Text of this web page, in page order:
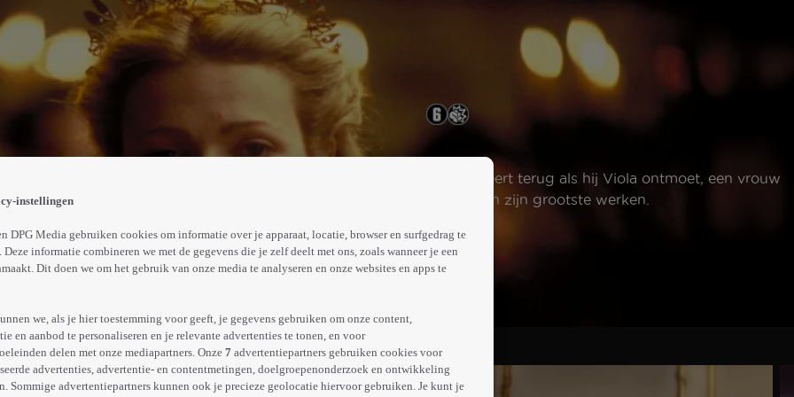
writer's block terwijl hij werkt aan een nieuw stuk. Zijn inspiratie keert terug als hij Viola ontmoet, een vrouw
relatie en haar dubbelleven brengen Shakespeare tot een van zijn grootste werken.
Abonneren op Videoland
instellingen
DPG Media gebruiken cookies om informatie over je apparaat, locatie, browser en surfgedrag te
Deze informatie combineren we met de gegevens die je zelf deelt met ons, zoals wanneer je een
Dit doen we om het gebruik van onze media te analyseren en onze websites en apps te
we, als je hier toestemming voor geeft, je gegevens gebruiken om onze content,
en aanbod te personaliseren en je relevante advertenties te tonen, en voor
delen met onze mediapartners. Onze 7 advertentiepartners gebruiken cookies voor
advertenties, advertentie- en contentmetingen, doelgroepenonderzoek en ontwikkeling
Sommige advertentiepartners kunnen ook je precieze geolocatie hiervoor gebruiken. Je kunt je